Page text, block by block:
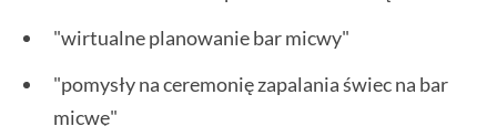
"wirtualne planowanie bar micwy"
"pomysły na ceremonię zapalania świec na bar
micwę"